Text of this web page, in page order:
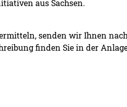
aus Sachsen.
senden wir Ihnen
finden Sie in der